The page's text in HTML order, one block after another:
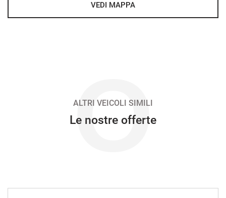
618€/mese
VEDI MAPPA
O
ALTRI VEICOLI SIMILI
Le nostre offerte